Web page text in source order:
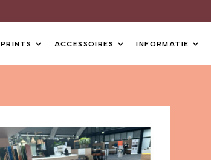
PRINTS ACCESSOIRES INFORMATIE